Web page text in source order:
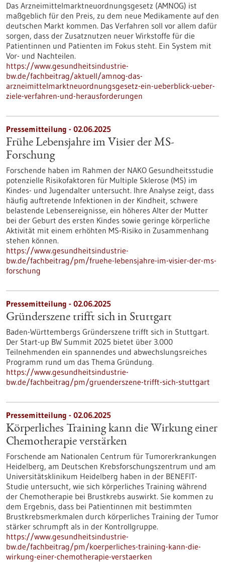
Das Arzneimittelmarktneuordnungsgesetz (AMNOG) ist
maßgeblich für den Preis, zu dem neue Medikamente auf den
deutschen Markt kommen. Das Verfahren soll vor allem dafür
sorgen, dass der Zusatznutzen neuer Wirkstoffe für die
Patientinnen und Patienten im Fokus steht. Ein System mit
Vor- und Nachteilen.
https://www.gesundheitsindustrie-
bw.de/fachbeitrag/aktuell/amnog-das-
arzneimittelmarktneuordnungsgesetz-ein-ueberblick-ueber-
ziele-verfahren-und-herausforderungen
Pressemitteilung - 02.06.2025
Frühe Lebensjahre im Visier der MS-
Forschung
Forschende haben im Rahmen der NAKO Gesundheitsstudie
potenzielle Risikofaktoren für Multiple Sklerose (MS) im
Kindes- und Jugendalter untersucht. Ihre Analyse zeigt, dass
häufig auftretende Infektionen in der Kindheit, schwere
belastende Lebensereignisse, ein höheres Alter der Mutter
bei der Geburt des ersten Kindes sowie geringe körperliche
Aktivität mit einem erhöhten MS-Risiko in Zusammenhang
stehen können.
https://www.gesundheitsindustrie-
bw.de/fachbeitrag/pm/fruehe-lebensjahre-im-visier-der-ms-
forschung
Pressemitteilung - 02.06.2025
Gründerszene trifft sich in Stuttgart
Baden-Württembergs Gründerszene trifft sich in Stuttgart.
Der Start-up BW Summit 2025 bietet über 3.000
Teilnehmenden ein spannendes und abwechslungsreiches
Programm rund um das Thema Gründung.
https://www.gesundheitsindustrie-
bw.de/fachbeitrag/pm/gruenderszene-trifft-sich-stuttgart
Pressemitteilung - 02.06.2025
Körperliches Training kann die Wirkung einer
Chemotherapie verstärken
Forschende am Nationalen Centrum für Tumorerkrankungen
Heidelberg, am Deutschen Krebsforschungszentrum und am
Universitätsklinikum Heidelberg haben in der BENEFIT-
Studie untersucht, wie sich körperliches Training während
der Chemotherapie bei Brustkrebs auswirkt. Sie kommen zu
dem Ergebnis, dass bei Patientinnen mit bestimmten
Brustkrebsmerkmalen durch körperliches Training der Tumor
stärker schrumpft als in der Kontrollgruppe.
https://www.gesundheitsindustrie-
bw.de/fachbeitrag/pm/koerperliches-training-kann-die-
wirkung-einer-chemotherapie-verstaerken